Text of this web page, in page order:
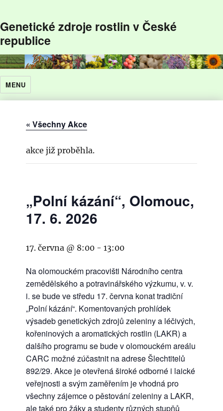
Genetické zdroje rostlin v České
republice
MENU
« Všechny Akce
akce již proběhla.
„Polní kázání“, Olomouc,
17. 6. 2026
17. června @ 8:00- 13:00
Na olomouckém pracovišti Národního centra
zemědělského a potravinářského výzkumu, v. v.
i. se bude ve středu 17. června konat tradiční
„Polní kázání“. Komentovaných prohlídek
výsadeb genetických zdrojů zeleniny a léčivých,
kořeninových a aromatických rostlin (LAKR) a
dalšího programu se bude v olomouckém areálu
CARC možné zúčastnit na adrese Šlechtitelů
892/29. Akce je otevřená široké odborné i laické
veřejnosti a svým zaměřením je vhodná pro
všechny zájemce o pěstování zeleniny a LAKR,
ale také pro žáky a studenty různých stupňů